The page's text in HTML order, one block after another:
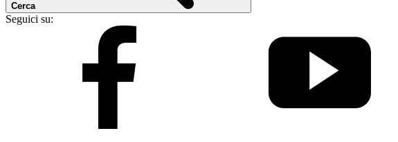
Cerca
Seguici su: